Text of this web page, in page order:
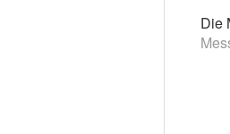
Die